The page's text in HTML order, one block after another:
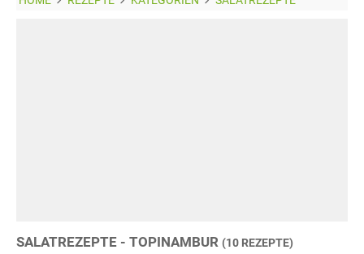
SALATREZEPTE - TOPINAMBUR (10 REZEPTE)